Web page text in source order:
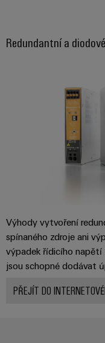
Redundantní a
Výhody vytvoření
spínaného zdroje ani
výpadek řídicího
jsou schopné dodávat
PŘEJÍT DO